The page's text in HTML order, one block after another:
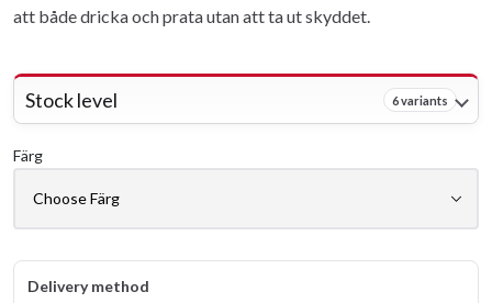
att både dricka och prata utan att ta ut skyddet.
Stock level 6 variants
Färg
Delivery method